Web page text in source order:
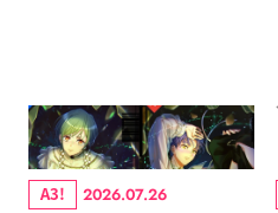
A3! 2026.07.26